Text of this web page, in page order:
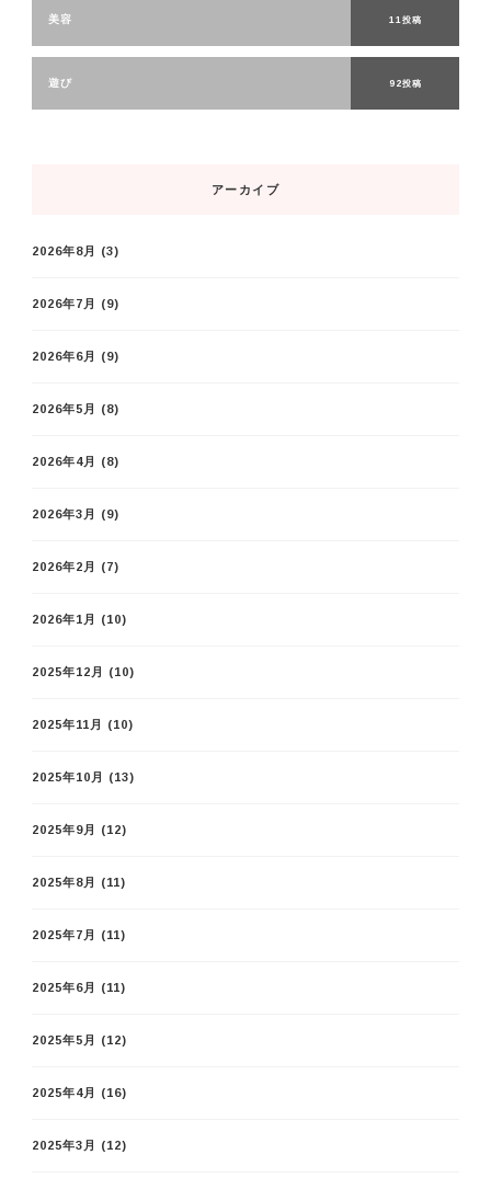
美容 11投稿
遊び 92投稿
アーカイブ
2026年8月 (3)
2026年7月 (9)
2026年6月 (9)
2026年5月 (8)
2026年4月 (8)
2026年3月 (9)
2026年2月 (7)
2026年1月 (10)
2025年12月 (10)
2025年11月 (10)
2025年10月 (13)
2025年9月 (12)
2025年8月 (11)
2025年7月 (11)
2025年6月 (11)
2025年5月 (12)
2025年4月 (16)
2025年3月 (12)